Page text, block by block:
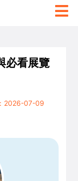
必看展覽
2026-07-09